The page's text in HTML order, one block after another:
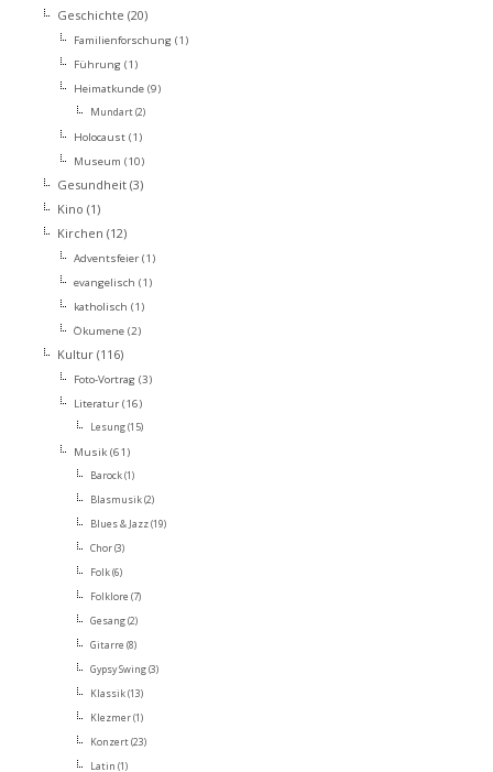
Geschichte (20)
Familienforschung (1)
Führung (1)
Heimatkunde(9)
Mundart(2)
Holocaust(1)
Museum (10)
Gesundheit(3)
Kino (1)
Kirchen (12)
Adventsfeier(1)
evangelisch (1)
katholisch (1)
Ökumene(2)
Kultur(116)
Foto-Vortrag (3)
Literatur(16)
Lesung(15)
Musik(61)
Barock(1)
Blasmusik(2)
Blues & Jazz(19)
Chor(3)
Folk(6)
Folklore (7)
Gesang(2)
Gitarre (8)
Gypsy Swing(3)
Klassik(13)
Klezmer(1)
Konzert(23)
Latin (1)